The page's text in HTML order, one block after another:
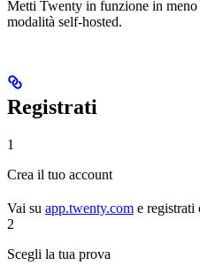
Metti Twenty in funzione in
modalità self-hosted.
Registrati
1
Crea il tuo account
Vai su app.twenty.com e
2
Scegli la tua prova